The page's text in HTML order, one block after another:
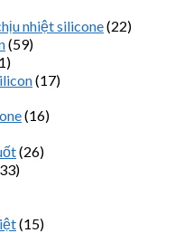
nhiệt silicone(22)
(59)
(17)
(16)
(26)
(15)